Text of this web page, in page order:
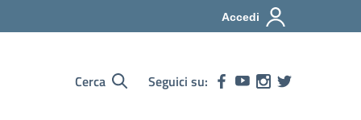
Accedi
Cerca Seguici su: